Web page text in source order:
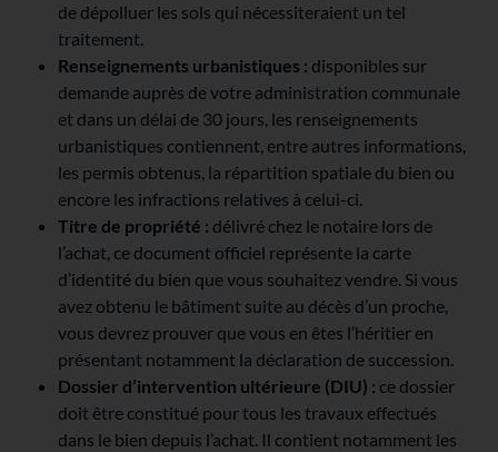
de dépolluer les sols qui nécessiteraient un tel
traitement.
Renseignements urbanistiques : disponibles sur
demande auprès de votre administration communale
et dans un délai de 30 jours, les renseignements
urbanistiques contiennent, entre autres informations,
les permis obtenus, la répartition spatiale du bien ou
encore les infractions relatives à celui-ci.
Titre de propriété : délivré chez le notaire lors de
l’achat, ce document officiel représente la carte
d’identité du bien que vous souhaitez vendre. Si vous
avez obtenu le bâtiment suite au décès d’un proche,
vous devrez prouver que vous en êtes l’héritier en
présentant notamment la déclaration de succession.
Dossier d’intervention ultérieure (DIU) : ce dossier
doit être constitué pour tous les travaux effectués
dans le bien depuis l’achat. Il contient notamment les